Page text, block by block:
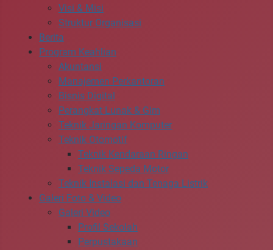
Visi & Misi
Struktur Organisasi
Berita
Program Keahlian
Akuntansi
Manajemen Perkantoran
Bisnis Digital
Perangkat Lunak & Gim
Teknik Jaringan Komputer
Teknik Otomotif
Teknik Kendaraan Ringan
Teknik Sepeda Motor
Teknik Instalasi dan Tenaga Listrik
Galeri Foto & Video
Galeri Video
Profil Sekolah
Perpustakaan